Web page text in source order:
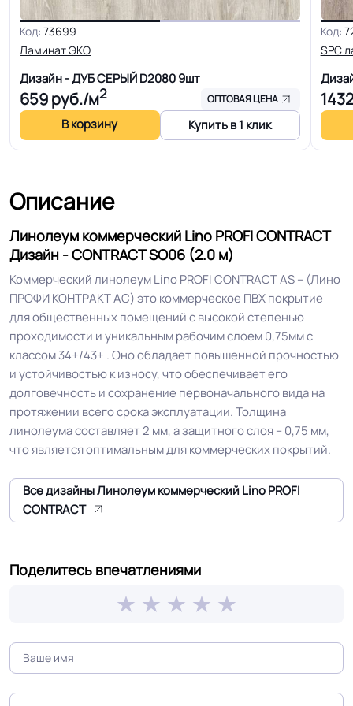
Структура
Гетерогенный многослойный пвх
Основа Компактный ПВХ
Ширина 2.5-3.0-3.5-4.0 м
Толщина
Область применения
Для кабинета, Для коридора, Для
офиса, Для переговорной
комнаты, Для палаты больницы,
Для детских садов, Для холла
больниц, Для коридора и класса
школы, Для магазина, Для цеха
завода, Для склада, Для цеха
электронной сборки, Для
серверные
Допуск изменения
+-10% мм
Класс горючести
В2, Д2, Т2, РП1
Класс 34+/43+ кл.
Группа истираемости Группа Т
Устойчивость к химии
Код: 73699
Ламинат ЭКО
Дизайн - ДУБ СЕРЫЙ D20809шт
659руб./м2 ОПТОВАЯ ЦЕНА
В корзину Купить в 1 клик
Код:
SPC
1432
Описание
Линолеум коммерческий Lino PROFI CONTRACT
Дизайн - CONTRACT SO06 (2.0 м)
Коммерческий линолеум Lino PROFI CONTRACT AS – (Лино
ПРОФИ КОНТРАКТ АС) это коммерческое ПВХ покрытие
для общественных помещений с высокой степенью
проходимости и уникальным рабочим слоем 0,75мм с
классом 34+/43+ . Оно обладает повышенной прочностью
и устойчивостью к износу, что обеспечивает его
долговечность и сохранение первоначального вида на
протяжении всего срока эксплуатации. Толщина
линолеума составляет 2 мм, а защитного слоя – 0,75 мм,
что является оптимальным для коммерческих покрытий.
Все дизайны Линолеум коммерческий Lino PROFI
CONTRACT
Поделитесь впечатлениями